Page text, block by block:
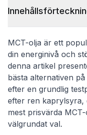
MCT-olja är ett
din energinivå och
denna artikel
bästa alternativen
efter en grundlig
efter ren kaprylsyra,
mest prisvärda
välgrundat val.